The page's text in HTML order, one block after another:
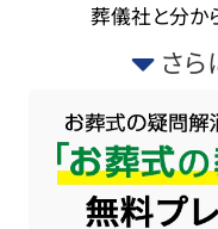
葬儀社と分か
さら